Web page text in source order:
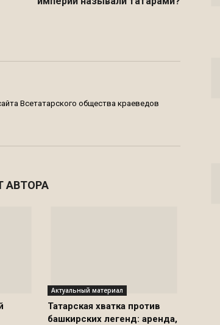
Всетатарского общества краеведов
АВТОРА
Актуальный материал
Татарская хватка против
башкирских легенд: аренда,